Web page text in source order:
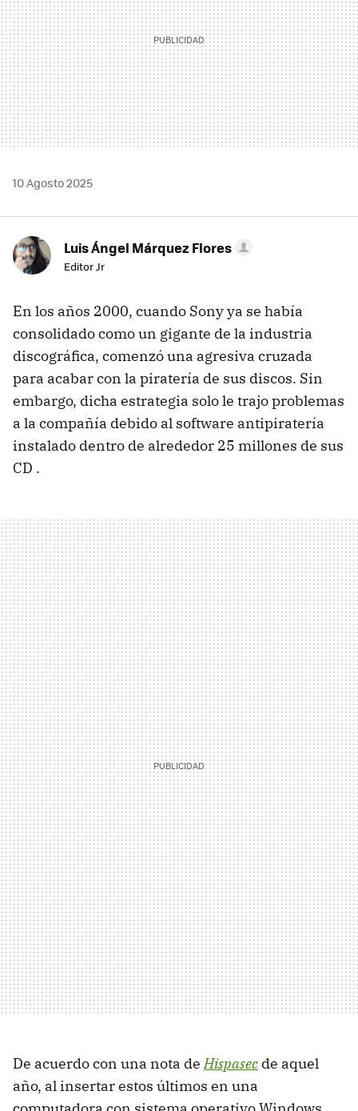
10 Agosto 2025
Luis Ángel Márquez Flores
Editor Jr
En los años 2000, cuando Sony ya se había
consolidado como un gigante de la industria
discográfica, comenzó una agresiva cruzada
para acabar con la piratería de sus discos. Sin
embargo, dicha estrategia solo le trajo problemas
a la compañía debido al software antipiratería
instalado dentro de alrededor 25 millones de sus
CD .
De acuerdo con una nota deHispasec de aquel
año, al insertar estos últimos en una